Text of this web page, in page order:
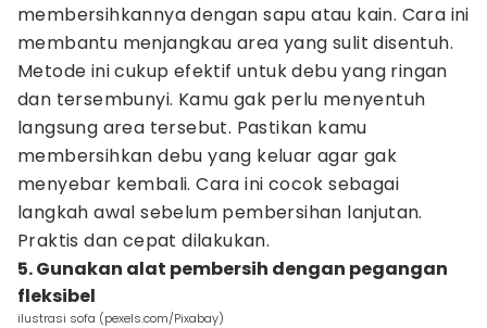
membersihkannya dengan sapu atau kain. Cara ini
membantu menjangkau area yang sulit disentuh.
Metode ini cukup efektif untuk debu yang ringan
dan tersembunyi. Kamu gak perlu menyentuh
langsung area tersebut. Pastikan kamu
membersihkan debu yang keluar agar gak
menyebar kembali. Cara ini cocok sebagai
langkah awal sebelum pembersihan lanjutan.
Praktis dan cepat dilakukan.
5. Gunakan alat pembersih dengan pegangan
fleksibel
ilustrasi sofa (pexels.com/Pixabay)